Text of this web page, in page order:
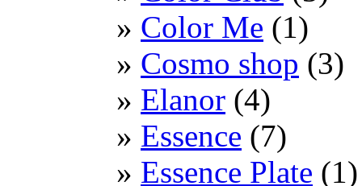
Color Me (1)
Cosmo shop (3)
Elanor (4)
Essence (7)
Essence Plate (1)